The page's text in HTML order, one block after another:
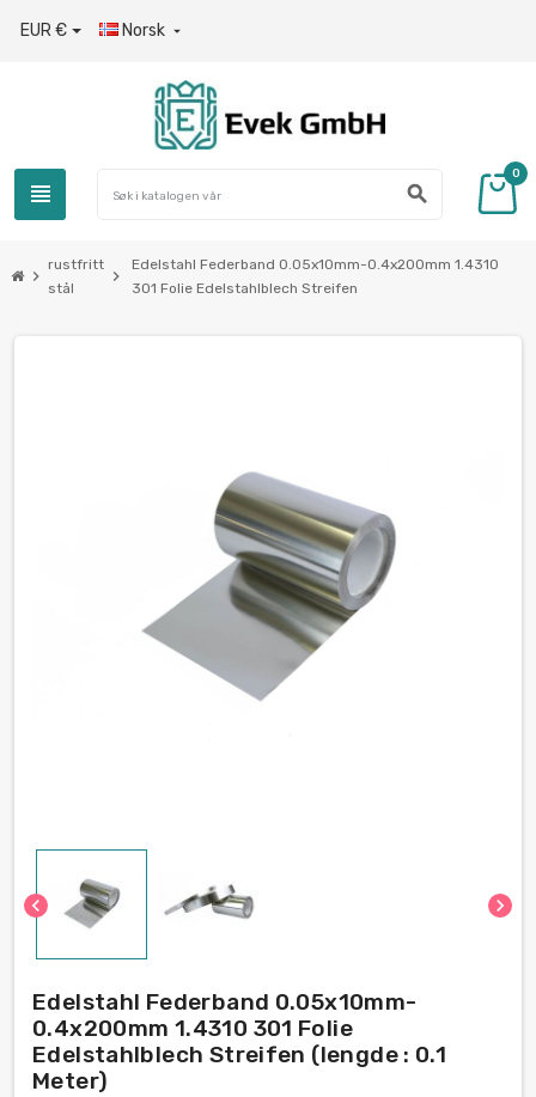
EUR € Norsk 
view_headline search
0
chevron_right
rustfritt
stål
chevron_right
Edelstahl Federband 0.05x10mm-0.4x200mm 1.4310
301 Folie Edelstahlblech Streifen
chevron_left chevron_right
Edelstahl Federband 0.05x10mm-
0.4x200mm 1.4310 301 Folie
Edelstahlblech Streifen (lengde : 0.1
Meter)